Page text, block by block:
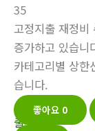
35
고정지출 재정비
증가하고 있습니
카테고리별 상한
습니다.
출
좋아요 0